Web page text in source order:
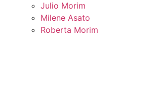
Julio Morim
Milene Asato
Roberta Morim